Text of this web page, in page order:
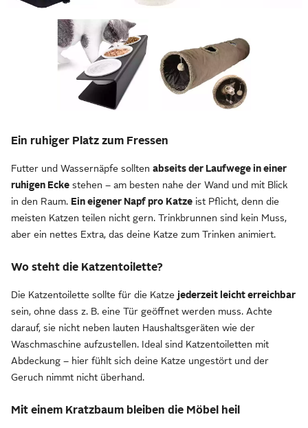
Ein ruhiger Platz zum Fressen
Futter und Wassernäpfe sollten abseits der Laufwege in einer
ruhigen Ecke stehen – am besten nahe der Wand und mit Blick
in den Raum. Ein eigener Napf pro Katze ist Pflicht, denn die
meisten Katzen teilen nicht gern. Trinkbrunnen sind kein Muss,
aber ein nettes Extra, das deine Katze zum Trinken animiert.
Wo steht die Katzentoilette?
Die Katzentoilette sollte für die Katze jederzeit leicht erreichbar
sein, ohne dass z. B. eine Tür geöffnet werden muss. Achte
darauf, sie nicht neben lauten Haushaltsgeräten wie der
Waschmaschine aufzustellen. Ideal sind Katzentoiletten mit
Abdeckung – hier fühlt sich deine Katze ungestört und der
Geruch nimmt nicht überhand.
Mit einem Kratzbaum bleiben die Möbel heil